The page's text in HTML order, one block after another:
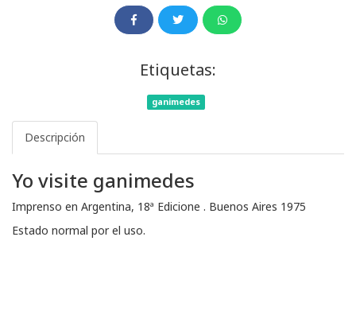
Etiquetas:
ganimedes
Descripción
Yo visite ganimedes
Imprenso en Argentina, 18ª Edicione . Buenos Aires 1975
Estado normal por el uso.